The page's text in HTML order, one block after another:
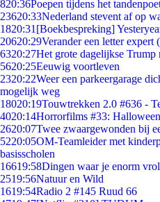
820:36Poepen tijdens het
23620:33Nederland stevent af op
1820:31 [Boekbespreking]
20620:29Verander een letter expert
6320:27Het grote dagelijkse Trump
5620:25Eeuwig voortleven
2320:22Weer een parkeergarage
mogelijk weg
18020:19Touwtrekken 2.0 #636 -
4020:14Horrorfilms #33: Halloween
2620:07Twee zwaargewonden bij
5220:05OM-Teamleider met
basisscholen
16619:58Dingen waar je enorm
2519:56Natuur en Wild
1619:54Radio 2 #145 Ruud 66